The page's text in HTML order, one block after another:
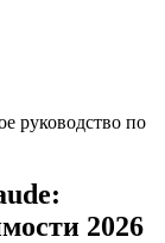
руководство по
2026